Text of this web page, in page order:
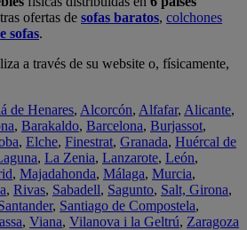
ofertas de sofas baratos, colchones
sofas.
a través de su website o, físicamente,
de Henares, Alcorcón, Alfafar, Alicante,
, Barakaldo, Barcelona, Burjassot,
, Elche, Finestrat, Granada, Huércal de
, La Zenia, Lanzarote, León,
, Majadahonda, Málaga, Murcia,
, Rivas, Sabadell, Sagunto, Salt, Girona,
, Santiago de Compostela,
, Viana, Vilanova i la Geltrú, Zaragoza